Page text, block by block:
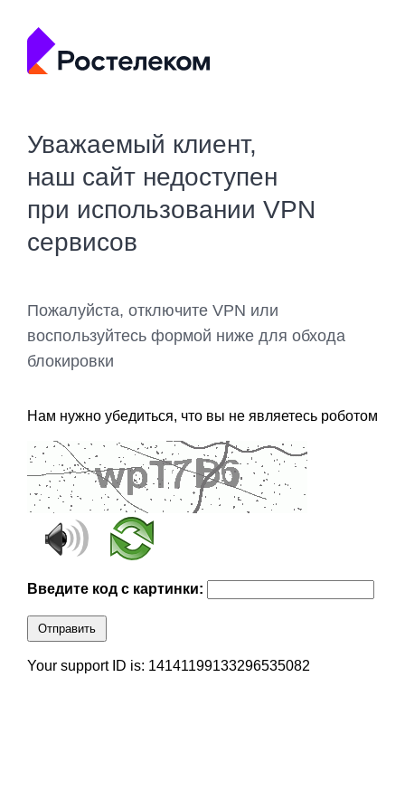
Уважаемый клиент,
наш сайт недоступен
при использовании VPN
сервисов
Пожалуйста, отключите VPN или
воспользуйтесь формой ниже для обхода
блокировки
Нам нужно убедиться, что вы не являетесь роботом
Введите код с картинки:
Отправить
Your support ID is: 14141199133296535082